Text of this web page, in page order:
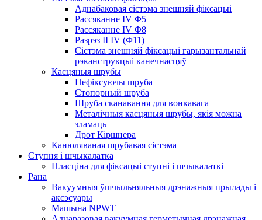
Аднабаковая сістэма знешняй фіксацыі
Рассяканне IV Φ5
Рассяканне IV Φ8
Разрэз II IV (Φ11)
Сістэма знешняй фіксацыі гарызантальнай
рэканструкцыі канечнасцяў
Касцяныя шрубы
Нефіксуючы шруба
Стопорный шруба
Шруба сканавання для вонкавага
Металічныя касцяныя шрубы, якія можна
зламаць
Дрот Кіршнера
Канюляваная шрубавая сістэма
Ступня і шчыкалатка
Пласціна для фіксацыі ступні і шчыкалаткі
Рана
Вакуумныя ўшчыльняльныя дрэнажныя прылады і
аксэсуары
Машына NPWT